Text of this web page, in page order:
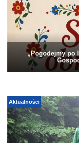
„Pogodejmy po
Aktualności